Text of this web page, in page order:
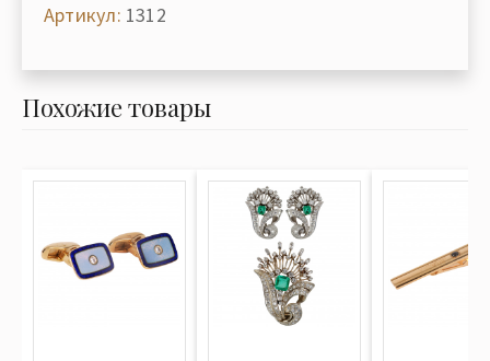
Артикул: 1312
Похожие товары